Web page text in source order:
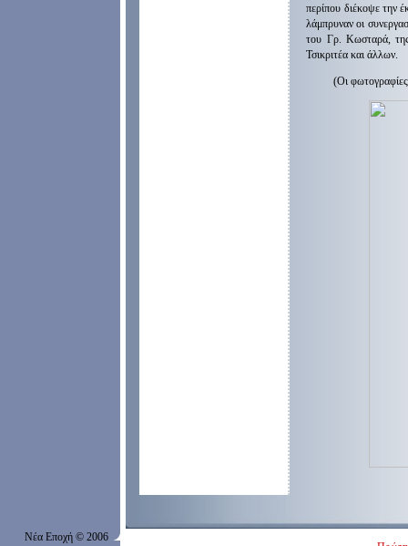
περίπου διέκοψε την
λάμπρυναν οι
του Γρ. Κωσταρά,
Τσικριτέα και άλλων.
(Οι
Νέα Εποχή © 2006